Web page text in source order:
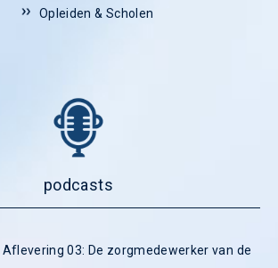
Opleiden & Scholen
podcasts
03: De zorgmedewerker van de